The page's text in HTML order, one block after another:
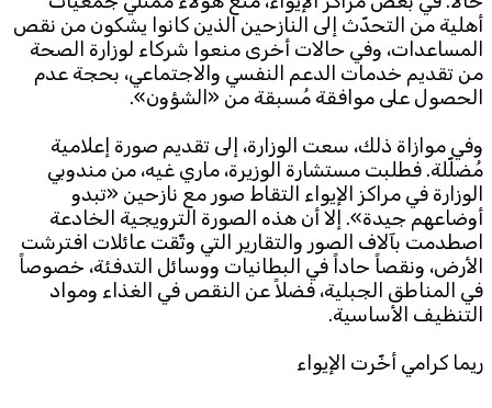
أهلية من التحدّث إلى النازحين الذين كانوا يشكون من نقص
المساعدات، وفي حالات أخرى منعوا شركاء لوزارة الصحة
من تقديم خدمات الدعم النفسي والاجتماعي، بحجة عدم
الحصول على موافقة مُسبقة من «الشؤون».
وفي موازاة ذلك، سعت الوزارة، إلى تقديم صورة إعلامية
مُضلّلة. فطلبت مستشارة الوزيرة، ماري غيه، من مندوبي
الوزارة في مراكز الإيواء التقاط صور مع نازحين «تبدو
أوضاعهم جيدة». إلا أن هذه الصورة الترويجية الخادعة
اصطدمت بآلاف الصور والتقارير التي وثّقت عائلات افترشت
الأرض، ونقصاً حاداً في البطانيات ووسائل التدفئة، خصوصاً
في المناطق الجبلية، فضلاً عن النقص في الغذاء ومواد
التنظيف الأساسية.
ريما كرامي أخّرت الإيواء